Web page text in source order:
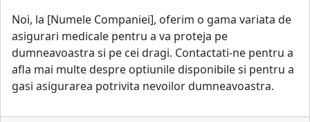
Noi, la [Numele Companiei], oferim o gama variata de
asigurari medicale pentru a va proteja pe
dumneavoastra si pe cei dragi. Contactati-ne pentru a
afla mai multe despre optiunile disponibile si pentru a
gasi asigurarea potrivita nevoilor dumneavoastra.